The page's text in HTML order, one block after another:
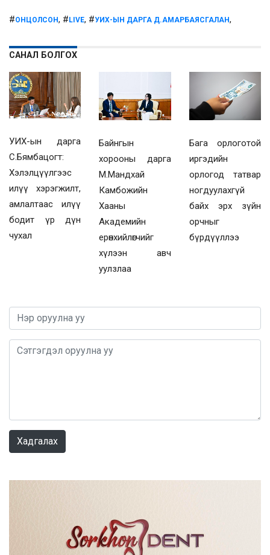
#ОНЦОЛСОН, # LIVE, #УИХ-ЫН ДАРГА Д.АМАРБАЯСГАЛАН,
САНАЛ БОЛГОХ
УИХ-ын дарга
С.Бямбацогт:
Хэлэлцүүлгээс
илүү хэрэгжилт,
амлалтаас илүү
бодит үр дүн
чухал
Байнгын
хорооны дарга
М.Мандхай
Камбожийн
Хааны
Академийн
ерөнхийлөгчийг
хүлээн авч
уулзлаа
Бага орлоготой
иргэдийн
орлогод татвар
ногдуулахгүй
байх эрх зүйн
орчныг
бүрдүүллээ
Хадгалах